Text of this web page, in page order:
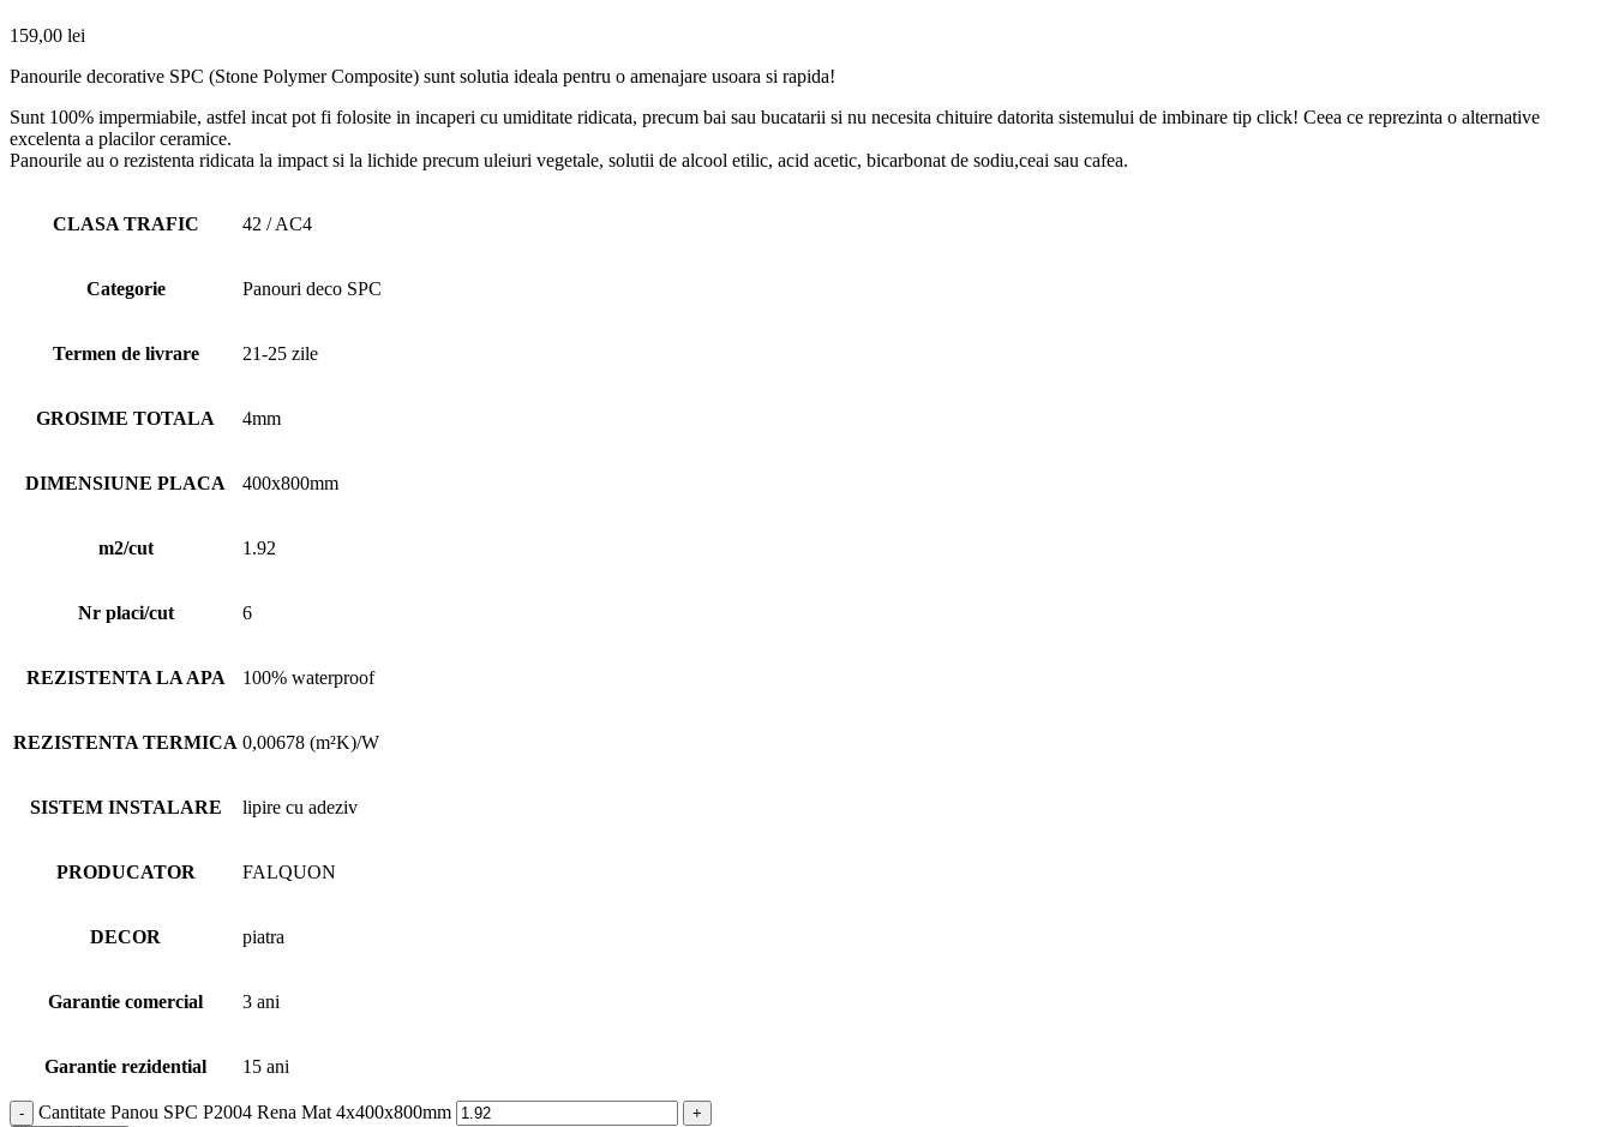
159,00 lei
Panourile decorative SPC (Stone Polymer Composite) sunt solutia ideala pentru o amenajare usoara si rapida!
Sunt 100% impermiabile, astfel incat pot fi folosite in incaperi cu umiditate ridicata, precum bai sau bucatarii si nu necesita chituire datorita sistemului de imbinare tip click! Ceea ce reprezinta o alternative
excelenta a placilor ceramice.
Panourile au o rezistenta ridicata la impact si la lichide precum uleiuri vegetale, solutii de alcool etilic, acid acetic, bicarbonat de sodiu,ceai sau cafea.
CLASA TRAFIC 42 / AC4
Categorie Panouri deco SPC
Termen de livrare 21-25 zile
GROSIME TOTALA 4mm
DIMENSIUNE PLACA 400x800mm
m2/cut 1.92
Nr placi/cut 6
REZISTENTA LA APA 100% waterproof
REZISTENTA TERMICA 0,00678 (m²K)/W
SISTEM INSTALARE lipire cu adeziv
PRODUCATOR FALQUON
DECOR piatra
Garantie comercial 3 ani
Garantie rezidential 15 ani
Cantitate Panou SPC P2004 Rena Mat 4x400x800mm